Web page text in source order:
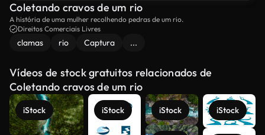
Coletando cravos de um rio
A história de uma mulher recolhendo pedras de um rio.
Direitos Comerciais Livres
clamas rio Captura ...
Vídeos de stock gratuitos relacionados de
Coletando cravos de um rio
iStock iStock iStock iStock